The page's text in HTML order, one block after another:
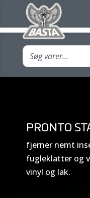
PRONTO
fjerner nemt
fugleklatter og
vinyl og lak.